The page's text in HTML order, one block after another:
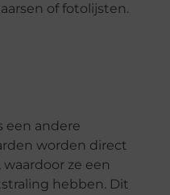
of fotolijsten.
een andere
worden direct
ze een
hebben. Dit